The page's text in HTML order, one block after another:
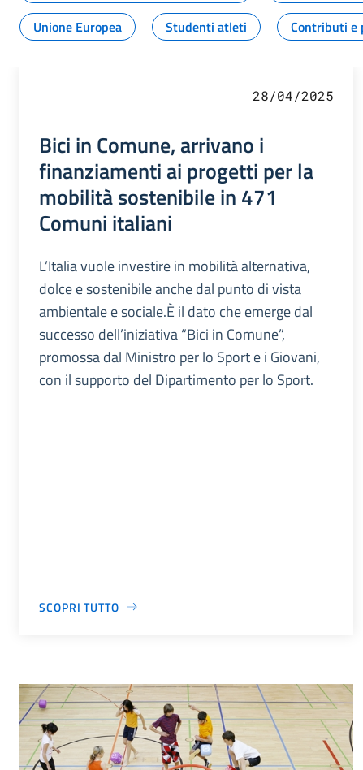
Unione Europea
Studenti atleti Contributi e
28/04/2025
Bici in Comune, arrivano i
finanziamenti ai progetti per la
mobilità sostenibile in 471
Comuni italiani
L’Italia vuole investire in mobilità alternativa,
dolce e sostenibile anche dal punto di vista
ambientale e sociale.È il dato che emerge dal
successo dell’iniziativa “Bici in Comune”,
promossa dal Ministro per lo Sport e i Giovani,
con il supporto del Dipartimento per lo Sport.
SCOPRI TUTTO